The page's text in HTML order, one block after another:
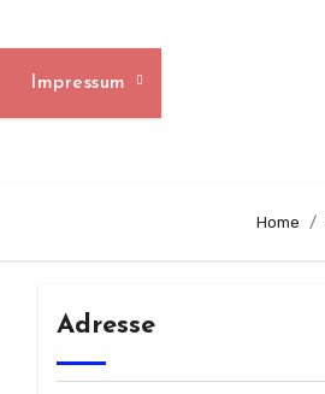
Impressum
Home
Adresse